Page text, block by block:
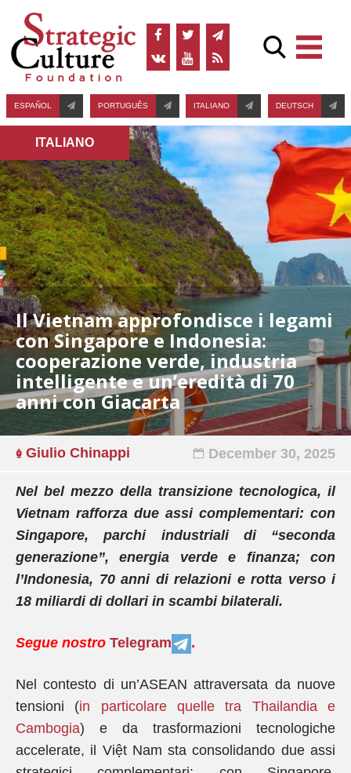
ESPAÑOL PORTUGUÊS ITALIANO DEUTSCH
ITALIANO
Il Vietnam approfondisce i legami
con Singapore e Indonesia:
cooperazione verde, industria
intelligente e un’eredità di 70
anni con Giacarta
Giulio Chinappi December 30, 2025
Nel bel mezzo della transizione tecnologica, il
Vietnam rafforza due assi complementari: con
Singapore, parchi industriali di “seconda
generazione”, energia verde e finanza; con
l’Indonesia, 70 anni di relazioni e rotta verso i
18 miliardi di dollari in scambi bilaterali.
Segue nostro Telegram .
Nel contesto di un’ASEAN attraversata da nuove
tensioni (in particolare quelle tra Thailandia e
Cambogia) e da trasformazioni tecnologiche
accelerate, il Việt Nam sta consolidando due assi